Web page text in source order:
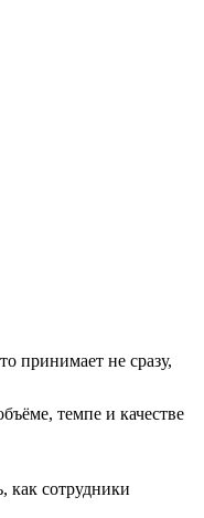
принимает не сразу,
темпе и качестве
как сотрудники